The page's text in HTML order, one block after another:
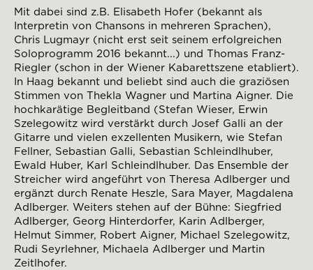
Mit dabei sind z.B. Elisabeth Hofer (bekannt als
Interpretin von Chansons in mehreren Sprachen),
Chris Lugmayr (nicht erst seit seinem erfolgreichen
Soloprogramm 2016 bekannt...) und Thomas Franz-
Riegler (schon in der Wiener Kabarettszene etabliert).
In Haag bekannt und beliebt sind auch die graziösen
Stimmen von Thekla Wagner und Martina Aigner. Die
hochkarätige Begleitband (Stefan Wieser, Erwin
Szelegowitz wird verstärkt durch Josef Galli an der
Gitarre und vielen exzellenten Musikern, wie Stefan
Fellner, Sebastian Galli, Sebastian Schleindlhuber,
Ewald Huber, Karl Schleindlhuber. Das Ensemble der
Streicher wird angeführt von Theresa Adlberger und
ergänzt durch Renate Heszle, Sara Mayer, Magdalena
Adlberger. Weiters stehen auf der Bühne: Siegfried
Adlberger, Georg Hinterdorfer, Karin Adlberger,
Helmut Simmer, Robert Aigner, Michael Szelegowitz,
Rudi Seyrlehner, Michaela Adlberger und Martin
Zeitlhofer.